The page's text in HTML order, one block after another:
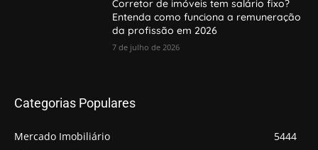
Corretor de imóveis tem salário fixo?
Entenda como funciona a remuneração
da profissão em 2026
7 de julho de 2026
Categorias Populares
Mercado Imobiliário
5444